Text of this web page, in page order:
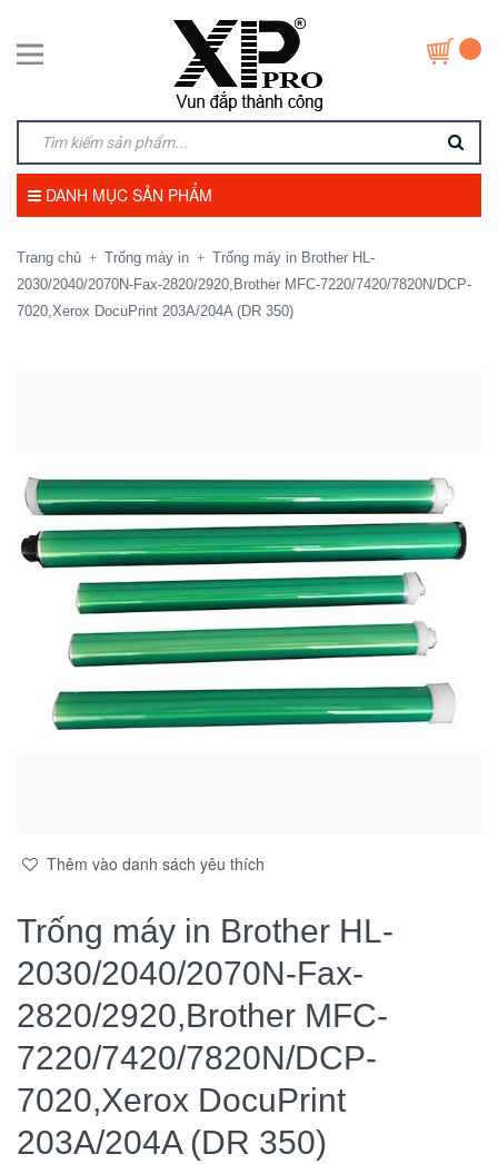
DANH MỤC SẢN PHẨM
Trang chủ + Trống máy in + Trống máy in Brother HL-
2030/2040/2070N-Fax-2820/2920,Brother MFC-7220/7420/7820N/DCP-
7020,Xerox DocuPrint 203A/204A (DR 350)
Thêm vào danh sách yêu thích
Trống máy in Brother HL-
2030/2040/2070N-Fax-
2820/2920,Brother MFC-
7220/7420/7820N/DCP-
7020,Xerox DocuPrint
203A/204A (DR 350)